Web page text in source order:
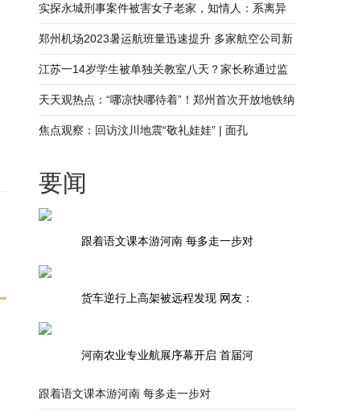
一秒村民跳水救人_快看
实探永城刑事案件被害女子老家，知情人：系离异
女子，亲人在外务工生活多年-今热点
郑州机场2023暑运航班量迅速提升 多家航空公司新
开或加密在郑运营航线
江苏一14岁学生被单独关教室八天？家长称通过监
控确定基本没给孩子上课
天天观热点：“哪凉快哪待着”！郑州首次开放地铁纳
凉点
焦点观察：回访汶川地震“敬礼娃娃” | 面孔
要闻
跟着语文课本游河南 每多走一步对
货车逆行上高架被远程发现 网友：
河南农业专业航展序幕开启 首届河
跟着语文课本游河南 每多走一步对